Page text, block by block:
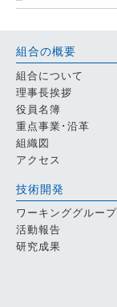
組合の概要
組合について
理事長挨拶
役員名簿
重点事業･沿革
組織図
アクセス
技術開発
ワーキンググループ
活動報告
研究成果